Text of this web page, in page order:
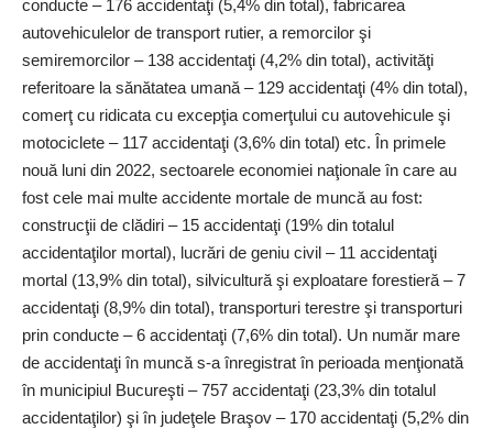
conducte – 176 accidentaţi (5,4% din total), fabricarea
autovehiculelor de transport rutier, a remorcilor şi
semiremorcilor – 138 accidentaţi (4,2% din total), activităţi
referitoare la sănătatea umană – 129 accidentaţi (4% din total),
comerţ cu ridicata cu excepţia comerţului cu autovehicule şi
motociclete – 117 accidentaţi (3,6% din total) etc. În primele
nouă luni din 2022, sectoarele economiei naţionale în care au
fost cele mai multe accidente mortale de muncă au fost:
construcţii de clădiri – 15 accidentaţi (19% din totalul
accidentaţilor mortal), lucrări de geniu civil – 11 accidentaţi
mortal (13,9% din total), silvicultură şi exploatare forestieră – 7
accidentaţi (8,9% din total), transporturi terestre şi transporturi
prin conducte – 6 accidentaţi (7,6% din total). Un număr mare
de accidentaţi în muncă s-a înregistrat în perioada menţionată
în municipiul Bucureşti – 757 accidentaţi (23,3% din totalul
accidentaţilor) şi în judeţele Braşov – 170 accidentaţi (5,2% din